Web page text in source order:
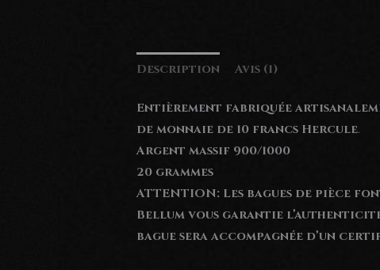
Description Avis (1)
Entièrement fabriquée
de monnaie de 10 francs Hercule.
Argent massif 900/1000
20 grammes
ATTENTION: Les bagues de pièce
Bellum vous garantie
bague sera accompagnée d’un